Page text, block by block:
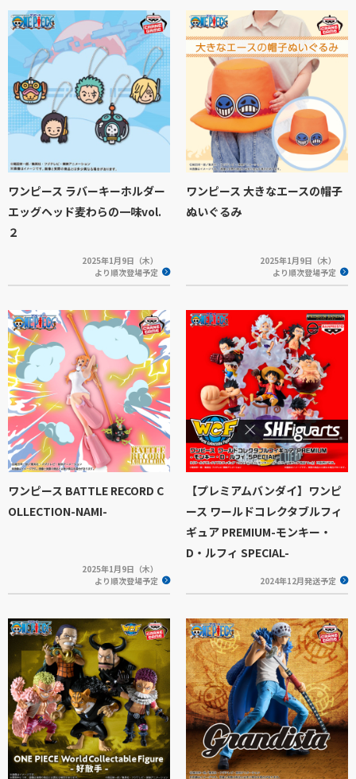
ワンピース ラバーキーホルダー
エッグヘッド麦わらの一味vol.
２
2025年1月9日（木）
より順次登場予定
ワンピース 大きなエースの帽子
ぬいぐるみ
2025年1月9日（木）
より順次登場予定
ワンピース BATTLE RECORD C
OLLECTION-NAMI-
2025年1月9日（木）
より順次登場予定
【プレミアムバンダイ】ワンピ
ース ワールドコレクタブルフィ
ギュア PREMIUM-モンキー・
D・ルフィ SPECIAL-
2024年12月発送予定